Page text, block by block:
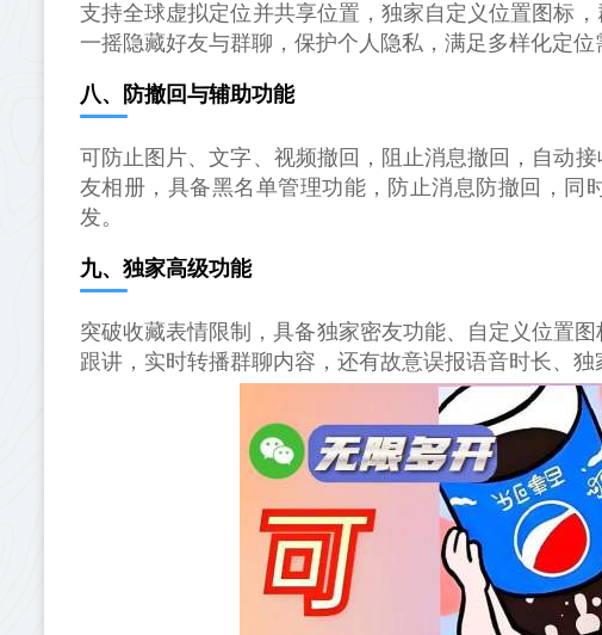
支持全球虚拟定位并共享位置，独家自定义位置图标
一摇隐藏好友与群聊，保护个人隐私，满足多样化定位
八、防撤回与辅助功能
可防止图片、文字、视频撤回，阻止消息撤回，自动
友相册，具备黑名单管理功能，防止消息防撤回，同
发。
九、独家高级功能
突破收藏表情限制，具备独家密友功能、自定义位置
跟讲，实时转播群聊内容，还有故意误报语音时长、